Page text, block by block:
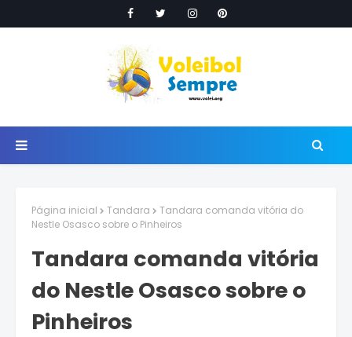
Página inicial Tandara
Tandara comanda vitória do
Nestle Osasco sobre o Pinheiros
Tandara comanda vitória
do Nestle Osasco sobre o
Pinheiros